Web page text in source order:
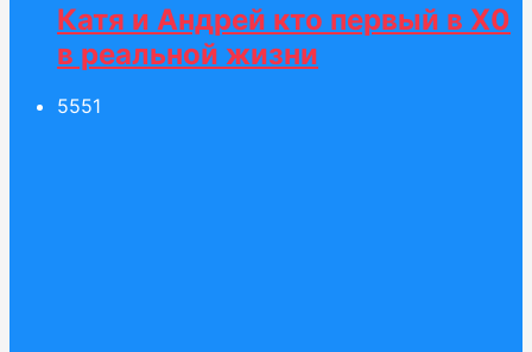
Катя и Андрей кто первый в Х0
в реальной жизни
5551